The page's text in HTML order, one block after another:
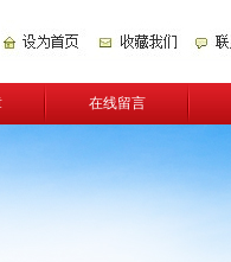
在线留言